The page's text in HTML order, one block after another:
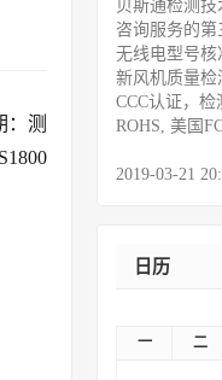
：测
贝斯通检测
咨询服务的
无线电型号核
新风机质量检
CCC认证，
ROHS, 美国
2019-03-21
日历
一 二